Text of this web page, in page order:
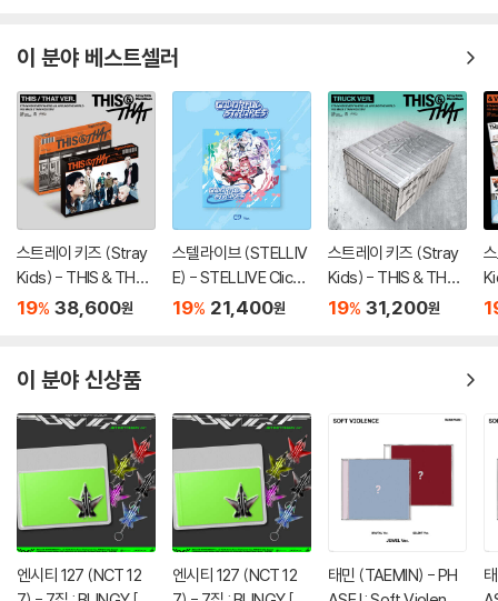
이 분야 베스트셀러
스트레이 키즈 (Stray
Kids) - THIS & THAT
[2종 SET]
19% 38,600원
스텔라이브 (STELLIV
E) - STELLIVE Cliche
1st EP 「Colorful Stro
19% 21,400원
스트레이 키즈 (Stray
Kids) - THIS & THAT
[TRUCK VER.]
19% 31,200원
이 분야 신상품
엔시티 127 (NCT 12
엔시티 127 (NCT 12
태민 (TAEMIN) - PH